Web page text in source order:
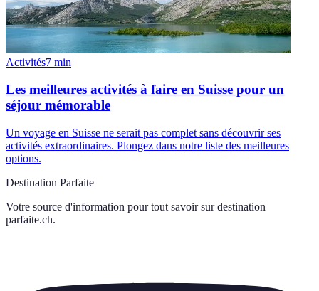
Activités7 min
Les meilleures activités à faire en Suisse pour un
séjour mémorable
Un voyage en Suisse ne serait pas complet sans découvrir ses
activités extraordinaires. Plongez dans notre liste des meilleures
options.
Destination Parfaite
Votre source d'information pour tout savoir sur destination
parfaite.ch.